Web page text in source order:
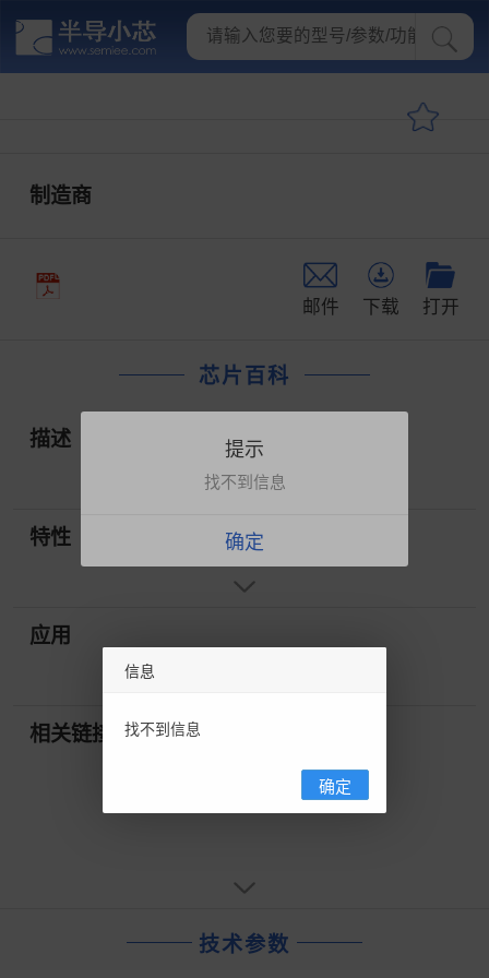
制造商
邮件 下载 打开
芯片百科
描述
特性
应用
相关链接
技术参数
提示
找不到信息
确定
信息
找不到信息
确定